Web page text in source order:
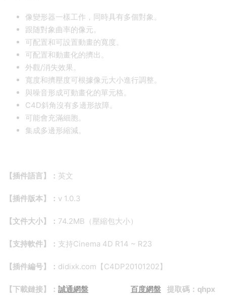
像變形器一樣工作，同時具有多個對象。
跟随對象曲率的像元。
可配置和可設置動畫的寬度。
可配置和動畫化的擠出。
外觀/消失效果。
寬度和擠壓度可根據像元大小進行調整。
與噪音形成可動畫化的單元格。
C4D斜角沒有多邊形故障。
可能會充滿細胞。
集成多邊形縮減。
【插件語言】： 英文
【插件版本】： v 1.0.3
【文件大小】： 74.2MB（壓縮包大小）
【支持軟件】： 支持Cinema 4D R14 ~ R23
【插件編号】： didixk.com【C4DP20101202】
【下載鏈接】： 誠通網盤 百度網盤 提取碼：qhpx